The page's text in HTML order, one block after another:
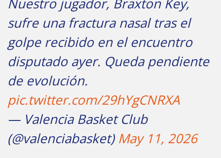
sufre una fractura nasal tras el
golpe recibido en el encuentro
disputado ayer. Queda pendiente
de evolución.
pic.twitter.com/29hYgCNRXA
— Valencia Basket Club
(@valenciabasket) May 11, 2026